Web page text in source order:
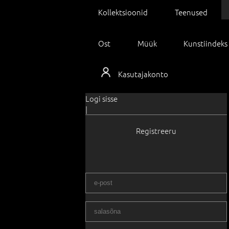
Kollektsioonid Teenused
Ost Müük Kunstiindeks
Kasutajakonto
Logi sisse
|
Registreeru